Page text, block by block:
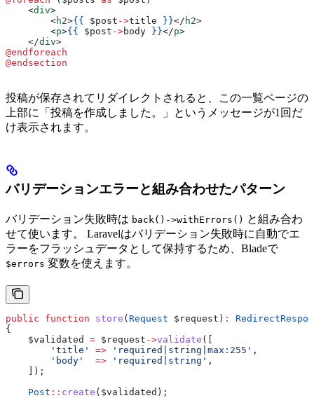
    <
div>
        <
h2>{{ $post ->title }}</ h2>
        <
p>{{ $post ->body }}</p>
    </
div>
@endforeach
@endsection
投稿が保存されてリダイレクトされると、この一覧ページの
上部に「投稿を作成しました。」というメッセージが1回だ
け表示されます。
バリデーションエラーと組み合わせたパターン
バリデーション失敗時は back()->withErrors() と組み合わ
せて使います。 Laravelはバリデーション失敗時に自動でエ
ラーをフラッシュデータとして保持するため、Bladeで
$errors 変数を使えます。
public function store ( Request $request ) :
{
    $validated
= $request ->validate ([
        'title'
=> 'required|string|max:255' ,
        'body'
  =>
'required|string' ,
    ]);
    Post
:: create ( $validated );